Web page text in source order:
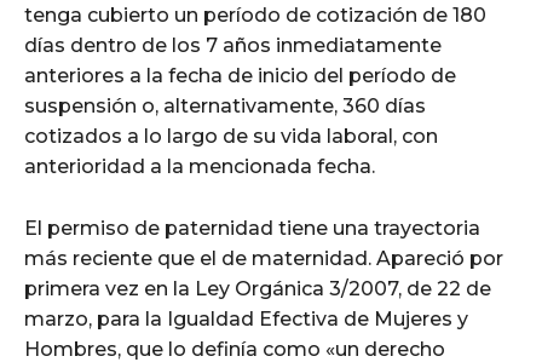
tenga cubierto un período de cotización de 180
días dentro de los 7 años inmediatamente
anteriores a la fecha de inicio del período de
suspensión o, alternativamente, 360 días
cotizados a lo largo de su vida laboral, con
anterioridad a la mencionada fecha.
El permiso de paternidad tiene una trayectoria
más reciente que el de maternidad. Apareció por
primera vez en la Ley Orgánica 3/2007, de 22 de
marzo, para la Igualdad Efectiva de Mujeres y
Hombres, que lo definía como «un derecho